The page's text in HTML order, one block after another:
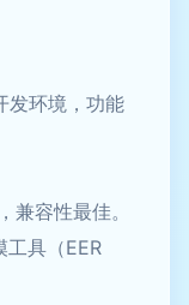
发环境，功能
兼容性最佳。
工具（EER